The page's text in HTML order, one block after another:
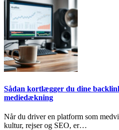
Sådan kortlægger du dine
mediedækning
Når du driver en platform som
kultur, rejser og SEO, er…